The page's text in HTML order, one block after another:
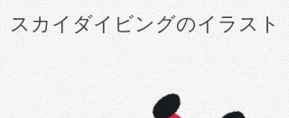
スカイダイビングのイラスト